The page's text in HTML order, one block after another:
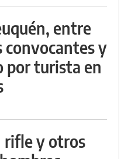
entre
convocantes y
por turista en
rifle y otros